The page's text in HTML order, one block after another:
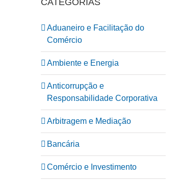
Aduaneiro e Facilitação do
Comércio
Ambiente e Energia
Anticorrupção e
Responsabilidade Corporativa
Arbitragem e Mediação
Bancária
Comércio e Investimento